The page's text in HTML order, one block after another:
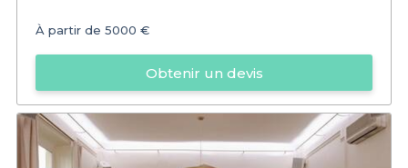
À partir de 5000 €
Obtenir un devis